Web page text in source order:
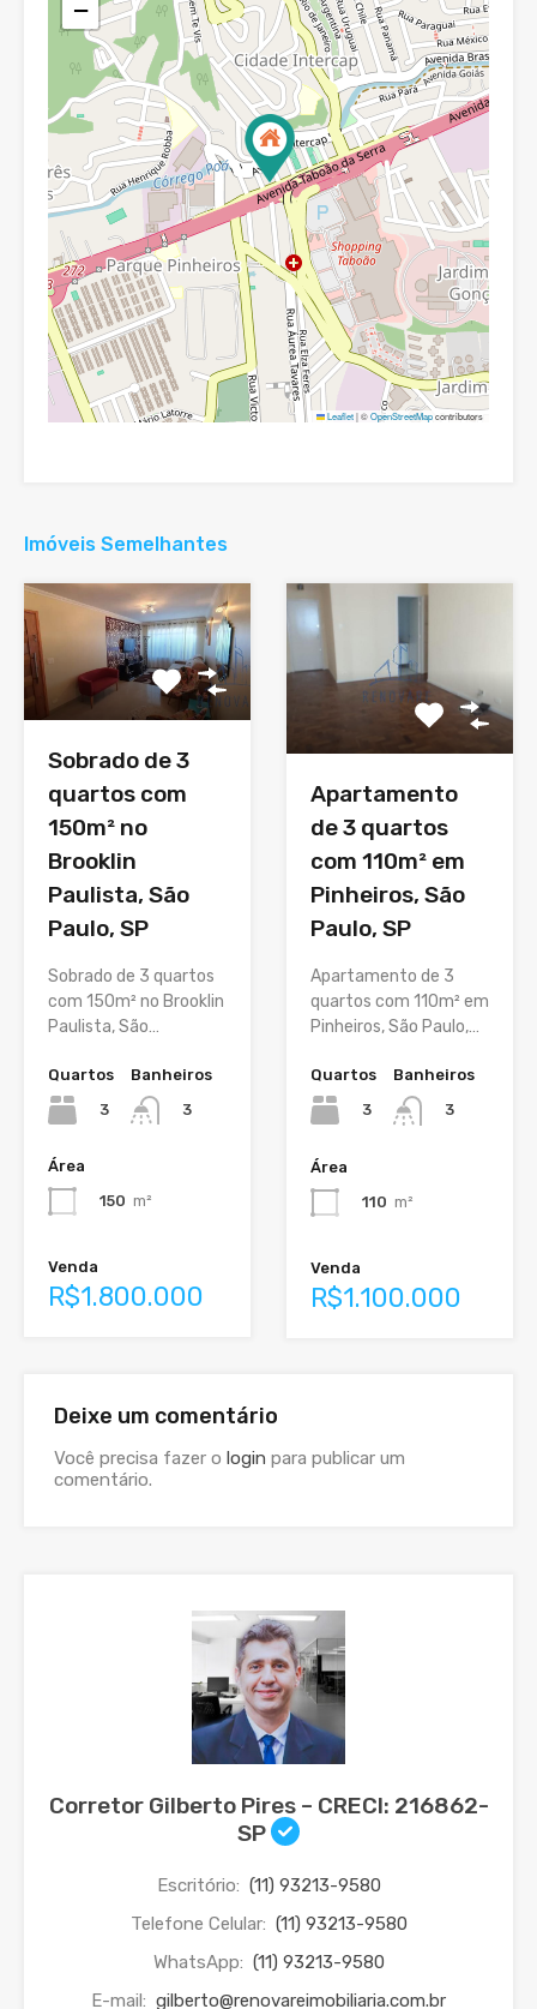
−
Leaflet|©OpenStreetMapcontributors
Imóveis Semelhantes
Sobrado de 3
quartos com
150m² no
Brooklin
Paulista, São
Paulo, SP
Sobrado de 3 quartos
com 150m² no Brooklin
Paulista, São…
Quartos
3
Banheiros
3
Área
150 m²
Venda
R$1.800.000
Apartamento
de 3 quartos
com 110m² em
Pinheiros, São
Paulo, SP
Apartamento de 3
quartos com 110m² em
Pinheiros, São Paulo,…
Quartos
3
Banheiros
3
Área
110 m²
Venda
R$1.100.000
Deixe um comentário
Você precisa fazer o login para publicar um
comentário.
Corretor Gilberto Pires – CRECI: 216862-
SP
Escritório: (11) 93213-9580
Telefone Celular: (11) 93213-9580
WhatsApp: (11) 93213-9580
E-mail: gilberto@renovareimobiliaria.com.br